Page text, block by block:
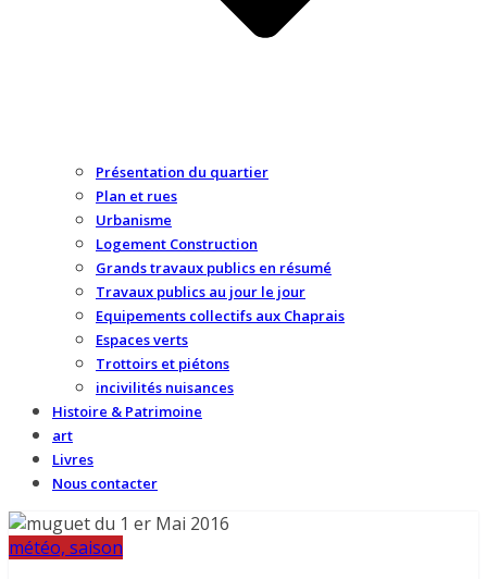
Présentation du quartier
Plan et rues
Urbanisme
Logement Construction
Grands travaux publics en résumé
Travaux publics au jour le jour
Equipements collectifs aux Chaprais
Espaces verts
Trottoirs et piétons
incivilités nuisances
Histoire & Patrimoine
art
Livres
Nous contacter
météo, saison